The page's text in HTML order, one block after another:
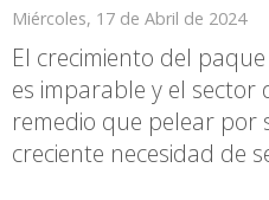
Miércoles, 17 de Abril de 2024
El crecimiento del
es imparable y el sector
remedio que pelear por
creciente necesidad de